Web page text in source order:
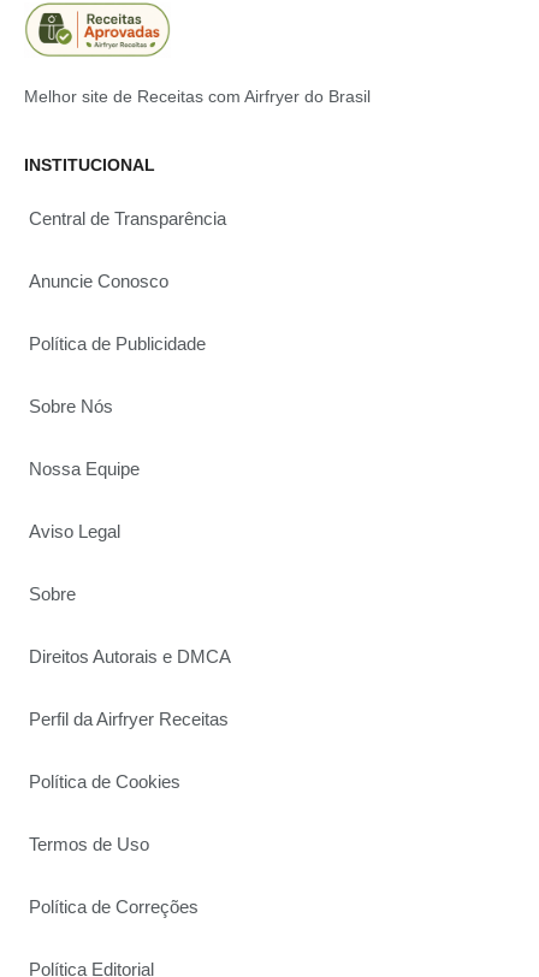
Melhor site de Receitas com Airfryer do Brasil
INSTITUCIONAL
Central de Transparência
Anuncie Conosco
Política de Publicidade
Sobre Nós
Nossa Equipe
Aviso Legal
Sobre
Direitos Autorais e DMCA
Perfil da Airfryer Receitas
Política de Cookies
Termos de Uso
Política de Correções
Política Editorial